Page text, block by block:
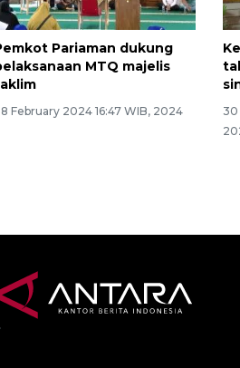
Pariaman dukung
MTQ majelis
February 2024 16:47 WIB, 2024
30